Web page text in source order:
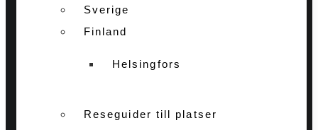
Sverige
Finland
Helsingfors
Reseguider till platser